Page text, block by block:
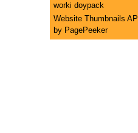
worki doypack
Website Thumbnails API
by PagePeeker